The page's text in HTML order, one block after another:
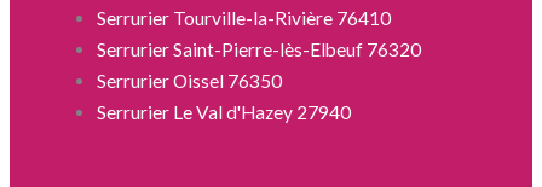
Serrurier Tourville-la-Rivière 76410
Serrurier Saint-Pierre-lès-Elbeuf 76320
Serrurier Oissel 76350
Serrurier Le Val d'Hazey 27940